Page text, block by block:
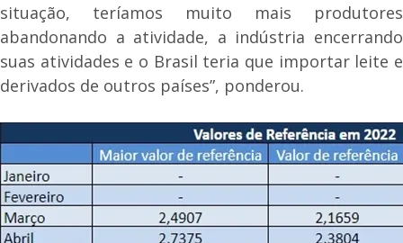
situação, teríamos muito mais produtores
abandonando a atividade, a indústria encerrando
suas atividades e o Brasil teria que importar leite e
derivados de outros países”, ponderou.